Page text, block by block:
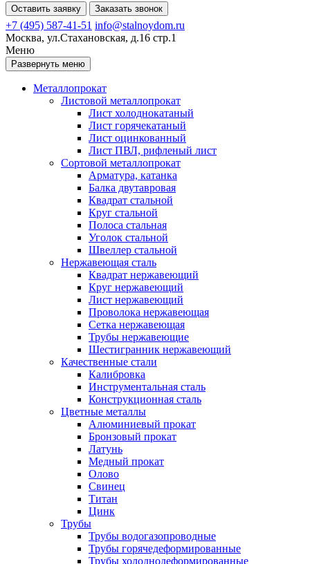
Оставить заявку Заказать звонок
+7 (495) 587-41-51 info@stalnoydom.ru
Москва, ул.Стахановская, д.16 стр.1
Меню
Развернуть меню
Металлопрокат
Листовой металлопрокат
Лист холоднокатаный
Лист горячекатаный
Лист оцинкованный
Лист ПВЛ, рифленый лист
Сортовой металлопрокат
Арматура, катанка
Балка двутавровая
Квадрат стальной
Круг стальной
Полоса стальная
Уголок стальной
Швеллер стальной
Нержавеющая сталь
Квадрат нержавеющий
Круг нержавеющий
Лист нержавеющий
Проволока нержавеющая
Сетка нержавеющая
Трубы нержавеющие
Шестигранник нержавеющий
Качественные стали
Калибровка
Инструментальная сталь
Конструкционная сталь
Цветные металлы
Алюминиевый прокат
Бронзовый прокат
Латунь
Медный прокат
Олово
Свинец
Титан
Цинк
Трубы
Трубы водогазопроводные
Трубы горячедеформированные
Трубы холоднодеформированные